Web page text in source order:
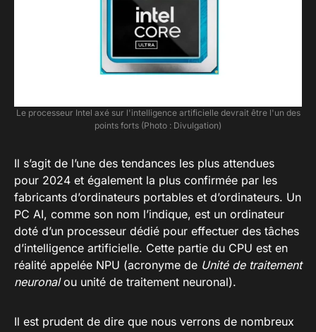
Le processeur Intel axé sur l'intelligence artificielle devrait être l'un des
points forts (Photo : Divulgation)
Il s’agit de l’une des tendances les plus attendues
pour 2024 et également la plus confirmée par les
fabricants d’ordinateurs portables et d’ordinateurs. Un
PC AI, comme son nom l’indique, est un ordinateur
doté d’un processeur dédié pour effectuer des tâches
d’intelligence artificielle. Cette partie du CPU est en
réalité appelée NPU (acronyme de Unité de traitement
neuronalou unité de traitement neuronal).
Il est prudent de dire que nous verrons de nombreux